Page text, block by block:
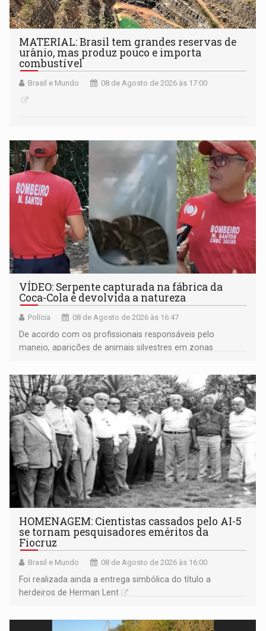
MATERIAL: Brasil tem grandes reservas de
urânio, mas produz pouco e importa
combustível
Brasil e Mundo 08 de Agosto de 2026 às 17:00
VÍDEO: Serpente capturada na fábrica da
Coca-Cola é devolvida a natureza
Polícia 08 de Agosto de 2026 às 16:47
De acordo com os profissionais responsáveis pelo
manejo, aparições de animais silvestres em zonas
HOMENAGEM: Cientistas cassados pelo AI-5
se tornam pesquisadores eméritos da
Fiocruz
Brasil e Mundo 08 de Agosto de 2026 às 16:00
Foi realizada ainda a entrega simbólica do título a
herdeiros de Herman Lent